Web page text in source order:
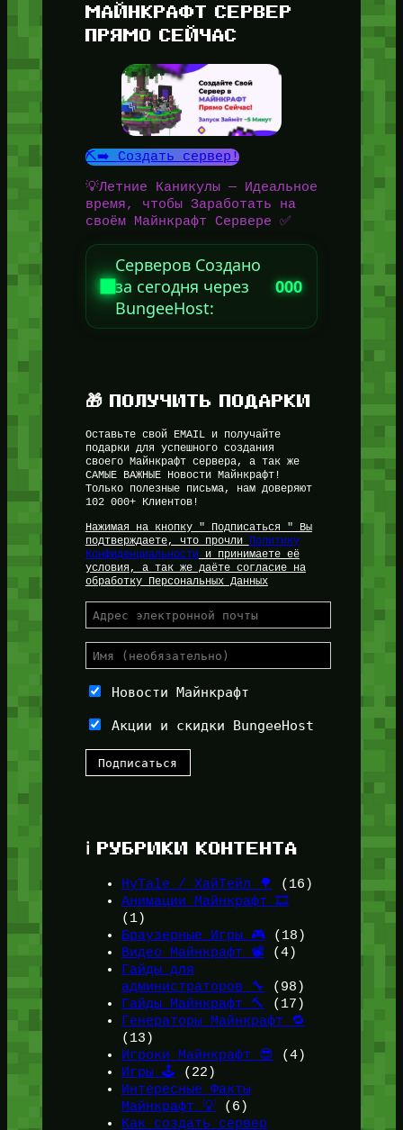
МАЙНКРАФТ СЕРВЕР
ПРЯМО СЕЙЧАС
⛏️➡️ Создать сервер!
💡Летние Каникулы — Идеальное
время, чтобы Заработать на
своём Майнкрафт Сервере ✅
Серверов Создано
за сегодня через
BungeeHost:
000
🎁 ПОЛУЧИТЬ ПОДАРКИ
Оставьте свой EMAIL и получайте
подарки для успешного создания
своего Майнкрафт сервера, а так же
САМЫЕ ВАЖНЫЕ Новости Майнкрафт!
Только полезные письма, нам доверяют
102 000+ Клиентов!
Нажимая на кнопку " Подписаться " Вы
подтверждаете, что прочли
Политику
Конфиденциальностии принимаете её
условия, а так же даёте согласие на
обработку Персональных Данных
Новости Майнкрафт
Акции и скидки BungeeHost
ℹ️ РУБРИКИ КОНТЕНТА
HyTale / ХайТейл 🌳
(16)
Анимации Майнкрафт 🎞️
(1)
Браузерные Игры 🎮(18)
Видео Майнкрафт 📽️ (4)
Гайды для
администраторов 🔧
(98)
Гайды Майнкрафт 🔨
(17)
Генераторы Майнкрафт 🔁
(13)
Игроки Майнкрафт 😎 (4)
Игры 🕹️ (22)
Интересные Факты
Майнкрафт 💡(6)
Как создать сервер